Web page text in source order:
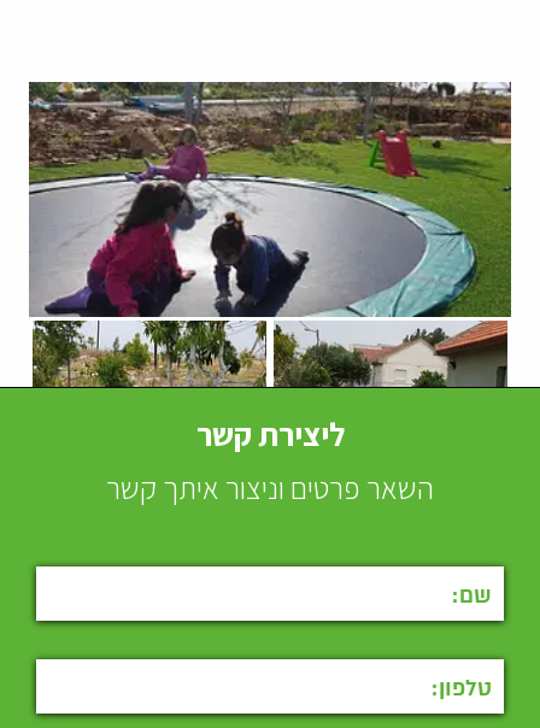
ליצירת קשר
השאר פרטים וניצור איתך קשר